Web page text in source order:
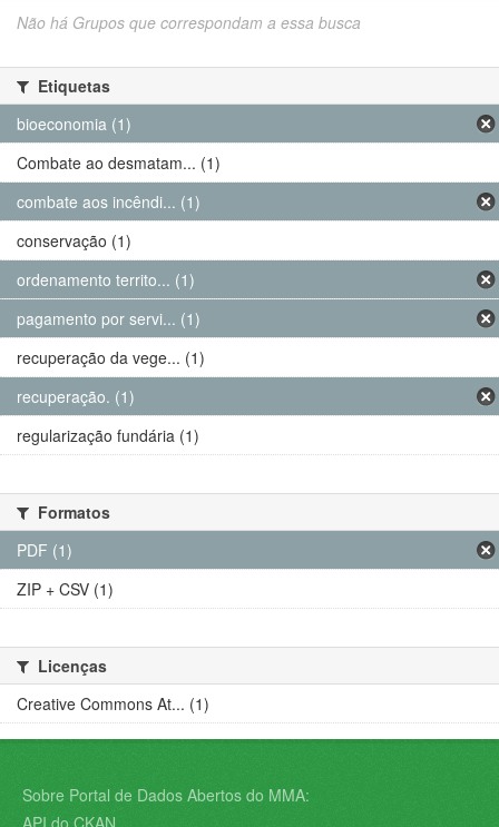
Não há Grupos que correspondam a essa busca
Etiquetas
bioeconomia (1)
Combate ao desmatam... (1)
combate aos incêndi... (1)
conservação (1)
ordenamento territo... (1)
pagamento por servi... (1)
recuperação da vege... (1)
recuperação. (1)
regularização fundária (1)
Formatos
PDF (1)
ZIP + CSV (1)
Licenças
Creative Commons At... (1)
Sobre Portal de Dados Abertos do MMA:
API do CKAN